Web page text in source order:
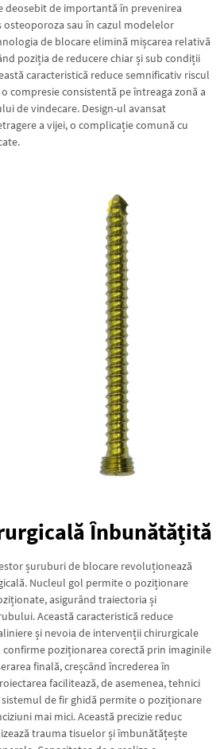
deosebit de importantă în prevenirea
sau în cazul modelelor
de blocare elimină mișcarea relativă
poziția de reducere chiar și sub condiții
caracteristică reduce semnificativ riscul
compresie consistentă pe întreaga zonă a
de vindecare. Design-ul avansat
a vijei, o complicație comună cu
Înbunătățită
șuruburi de blocare revoluționează
Nucleul gol permite o poziționare
asigurând traiectoria și
Această caracteristică reduce
și nevoia de intervenții chirurgicale
confirme poziționarea corectă prin imaginile
finală, creșcând încrederea în
facilitează, de asemenea, tehnici
de fir ghidă permite o poziționare
mai mici. Această precizie reduc
trauma tisuelor și îmbunătățește